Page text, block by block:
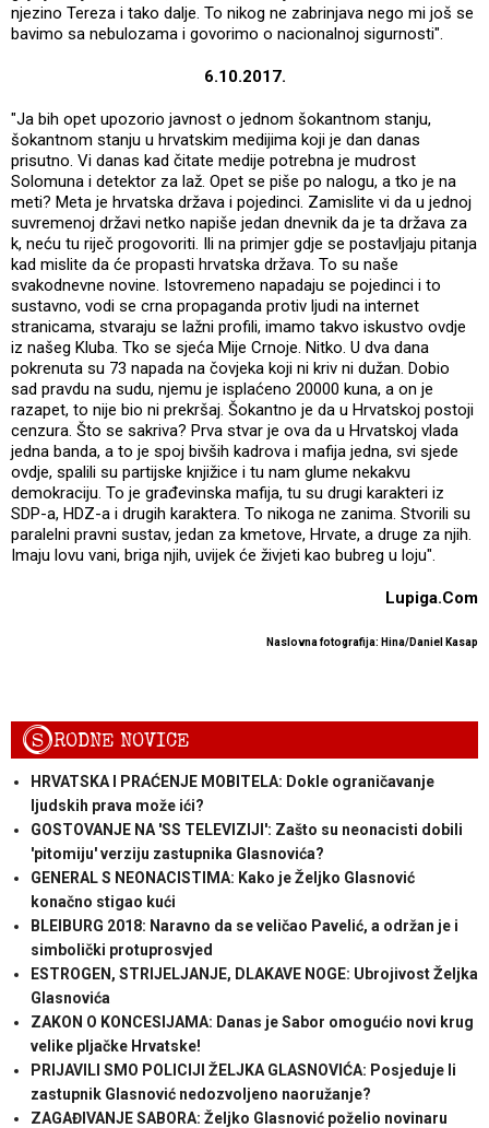
njezino Tereza i tako dalje. To nikog ne zabrinjava nego mi još se
bavimo sa nebulozama i govorimo o nacionalnoj sigurnosti".
6.10.2017.
"Ja bih opet upozorio javnost o jednom šokantnom stanju,
šokantnom stanju u hrvatskim medijima koji je dan danas
prisutno. Vi danas kad čitate medije potrebna je mudrost
Solomuna i detektor za laž. Opet se piše po nalogu, a tko je na
meti? Meta je hrvatska država i pojedinci. Zamislite vi da u jednoj
suvremenoj državi netko napiše jedan dnevnik da je ta država za
k, neću tu riječ progovoriti. Ili na primjer gdje se postavljaju pitanja
kad mislite da će propasti hrvatska država. To su naše
svakodnevne novine. Istovremeno napadaju se pojedinci i to
sustavno, vodi se crna propaganda protiv ljudi na internet
stranicama, stvaraju se lažni profili, imamo takvo iskustvo ovdje
iz našeg Kluba. Tko se sjeća Mije Crnoje. Nitko. U dva dana
pokrenuta su 73 napada na čovjeka koji ni kriv ni dužan. Dobio
sad pravdu na sudu, njemu je isplaćeno 20000 kuna, a on je
razapet, to nije bio ni prekršaj. Šokantno je da u Hrvatskoj postoji
cenzura. Što se sakriva? Prva stvar je ova da u Hrvatskoj vlada
jedna banda, a to je spoj bivših kadrova i mafija jedna, svi sjede
ovdje, spalili su partijske knjižice i tu nam glume nekakvu
demokraciju. To je građevinska mafija, tu su drugi karakteri iz
SDP-a, HDZ-a i drugih karaktera. To nikoga ne zanima. Stvorili su
paralelni pravni sustav, jedan za kmetove, Hrvate, a druge za njih.
Imaju lovu vani, briga njih, uvijek će živjeti kao bubreg u loju".
Lupiga.Com
Naslovna fotografija: Hina/Daniel Kasap
SRODNE NOVICE
HRVATSKA I PRAĆENJE MOBITELA: Dokle ograničavanje
ljudskih prava može ići?
GOSTOVANJE NA 'SS TELEVIZIJI': Zašto su neonacisti dobili
'pitomiju' verziju zastupnika Glasnovića?
GENERAL S NEONACISTIMA: Kako je Željko Glasnović
konačno stigao kući
BLEIBURG 2018: Naravno da se veličao Pavelić, a održan je i
simbolički protuprosvjed
ESTROGEN, STRIJELJANJE, DLAKAVE NOGE: Ubrojivost Željka
Glasnovića
ZAKON O KONCESIJAMA: Danas je Sabor omogućio novi krug
velike pljačke Hrvatske!
PRIJAVILI SMO POLICIJI ŽELJKA GLASNOVIĆA: Posjeduje li
zastupnik Glasnović nedozvoljeno naoružanje?
ZAGAĐIVANJE SABORA: Željko Glasnović poželio novinaru